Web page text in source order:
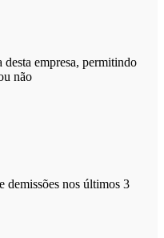
empresa, permitindo
não
demissões nos últimos 3